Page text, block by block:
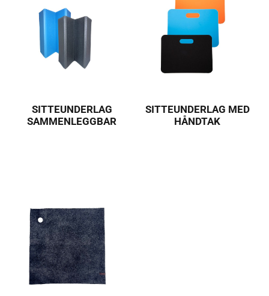
SITTEUNDERLAG
SAMMENLEGGBAR
SITTEUNDERLAG MED
HÅNDTAK